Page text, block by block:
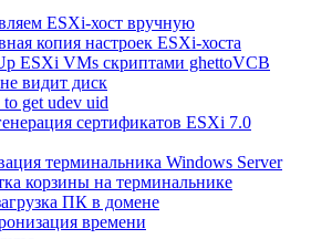
ESXi-хост вручную
копия настроек ESXi-хоста
ESXi VMs скриптами ghettoVCB
видит диск
to get udev uid
сертификатов ESXi 7.0
терминальника Windows Server
корзины на терминальнике
ПК в домене
времени